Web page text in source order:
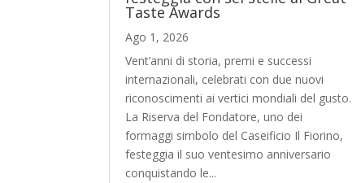
Taste Awards
Ago 1, 2026
Vent’anni di storia, premi e successi
internazionali, celebrati con due nuovi
riconoscimenti ai vertici mondiali del gusto.
La Riserva del Fondatore, uno dei
formaggi simbolo del Caseificio Il Fiorino,
festeggia il suo ventesimo anniversario
conquistando le...